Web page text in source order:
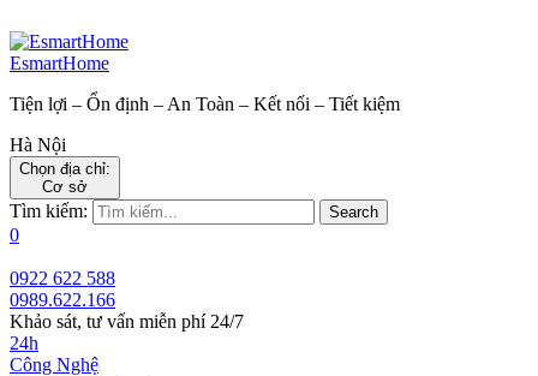
EsmartHome
Tiện lợi – Ổn định – An Toàn – Kết nối – Tiết kiệm
Hà Nội
Chọn địa chỉ:
Cơ sở
Tìm kiếm: Search
0
0922 622 588
0989.622.166
Khảo sát, tư vấn miễn phí 24/7
24h
Công Nghệ